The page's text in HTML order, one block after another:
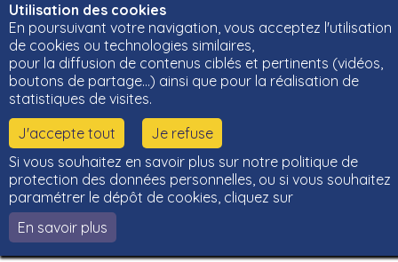
Utilisation des cookies
En poursuivant votre navigation, vous acceptez l'utilisation
de cookies ou technologies similaires,
pour la diffusion de contenus ciblés et pertinents (vidéos,
boutons de partage…) ainsi que pour la réalisation de
statistiques de visites.
J'accepte tout
Je refuse
Si vous souhaitez en savoir plus sur notre politique de
protection des données personnelles, ou si vous souhaitez
paramétrer le dépôt de cookies, cliquez sur
En savoir plus